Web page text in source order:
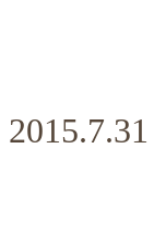
状況
2015.7.31
材料